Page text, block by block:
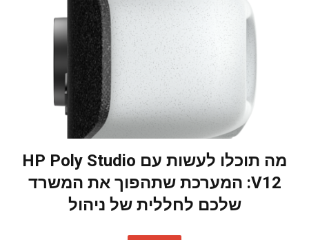
מה תוכלו לעשות עם HP Poly Studio
V12: המערכת שתהפוך את המשרד
שלכם לחללית של ניהול